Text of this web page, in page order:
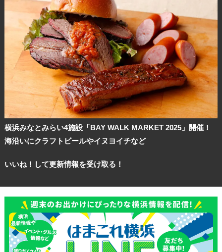
横浜みなとみらい4施設「BAY WALK MARKET 2025」開催！
海沿いにクラフトビールやイヌヨイチなど
いいね！して更新情報を受け取る！
観光ガイド
ランキング
サイトについて